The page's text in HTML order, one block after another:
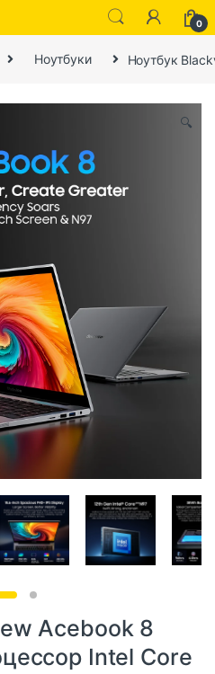
0
Ноутбуки Ноутбук
🔍
Acebook 8
Intel Core